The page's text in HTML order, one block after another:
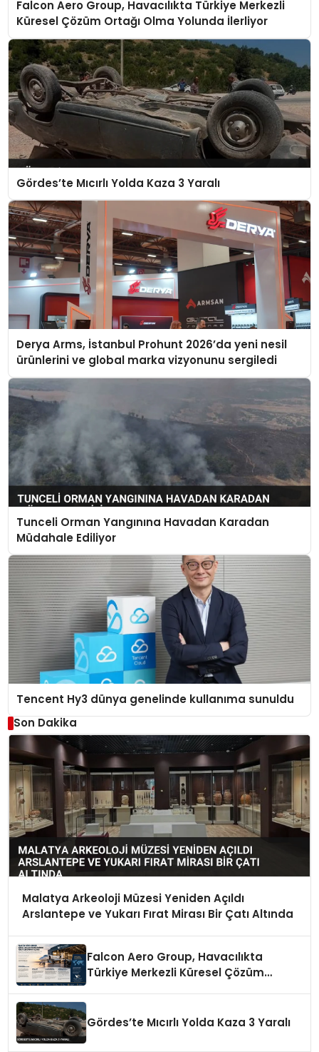
Falcon Aero Group, Havacılıkta Türkiye Merkezli
Küresel Çözüm Ortağı Olma Yolunda İlerliyor
Gördes’te Mıcırlı Yolda Kaza 3 Yaralı
Derya Arms, İstanbul Prohunt 2026’da yeni nesil
ürünlerini ve global marka vizyonunu sergiledi
Tunceli Orman Yangınına Havadan Karadan
Müdahale Ediliyor
Tencent Hy3 dünya genelinde kullanıma sunuldu
Son Dakika
Malatya Arkeoloji Müzesi Yeniden Açıldı
Arslantepe ve Yukarı Fırat Mirası Bir Çatı Altında
Falcon Aero Group, Havacılıkta
Türkiye Merkezli Küresel Çözüm
Gördes’te Mıcırlı Yolda Kaza 3 Yaralı